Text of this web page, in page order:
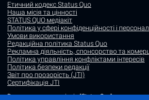
Етичний кодекс Status Quo
Наша місія та цінності
STATUS QUO медіакіт
Політика у сфері конфіденційності і
Умови використання
Редакційна політика Status Quo
Рекламна діяльність, спонсорство та
Політика управління конфліктами інтересів
Політика безпеки редакції
Звіт про прозорість (JTI)
Сертифікація JTI
Використання матеріалів "Status Quo"